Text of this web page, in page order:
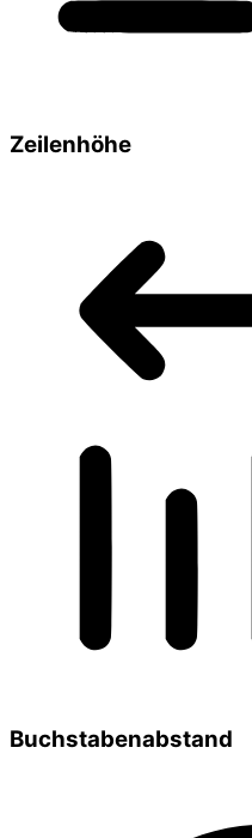
Zeilenhöhe
Buchstabenabstand